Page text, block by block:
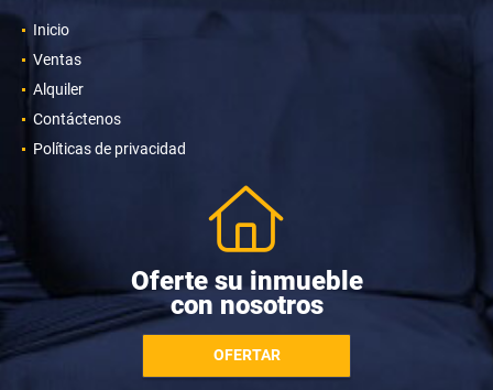
Inicio
Ventas
Alquiler
Contáctenos
Políticas de privacidad
Oferte su inmueble
con nosotros
OFERTAR